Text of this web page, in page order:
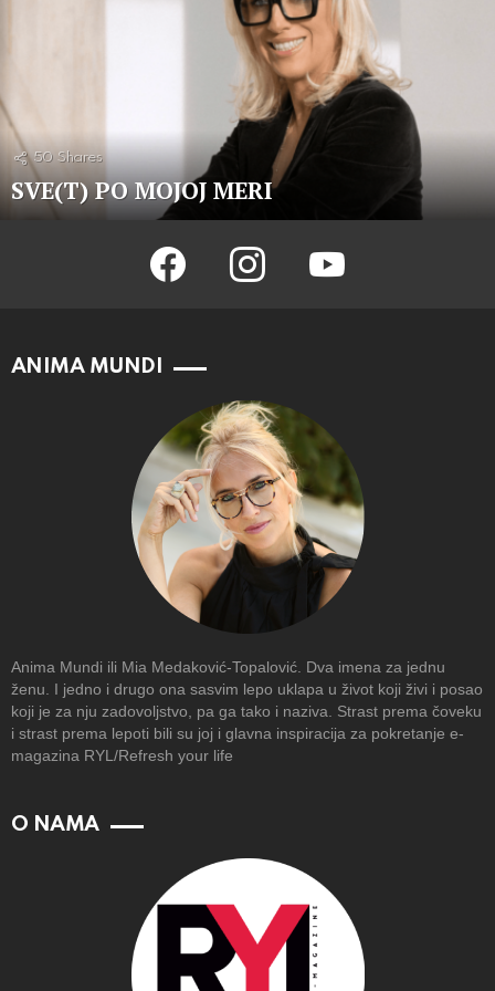
50 Shares
SVE(T) PO MOJOJ MERI
facebook instagram youtube
ANIMA MUNDI
Anima Mundi ili Mia Medaković-Topalović. Dva imena za jednu
ženu. I jedno i drugo ona sasvim lepo uklapa u život koji živi i posao
koji je za nju zadovoljstvo, pa ga tako i naziva. Strast prema čoveku
i strast prema lepoti bili su joj i glavna inspiracija za pokretanje e-
magazina RYL/Refresh your life
O NAMA